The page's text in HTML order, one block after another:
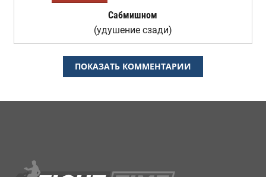
Сабмишном
(удушение сзади)
ПОКАЗАТЬ КОММЕНТАРИИ